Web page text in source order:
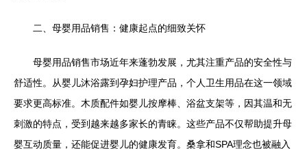
二、母婴用品销售：健康起点的细致关怀
母婴用品销售市场近年来蓬勃发展，尤其注重产品的安全性与
舒适性。从婴儿沐浴露到孕妇护理产品，个人卫生用品在这一领域
要求更高标准。木质配件如婴儿按摩棒、浴盆支架等，因其温和无
刺激的特点，受到越来越多家长的青睐。这些产品不仅帮助提升母
婴互动质量，还能促进婴儿的健康发育。桑拿和SPA理念也被融入